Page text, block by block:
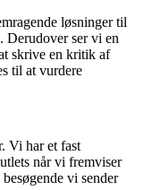
løsninger til
Derudover ser vi en
skrive en kritik af
til at vurdere
Vi har et fast
når vi fremviser
vi sender